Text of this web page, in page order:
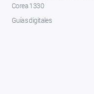
Corea 1330
Guías digitales